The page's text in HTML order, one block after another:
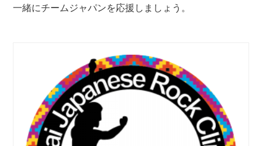
一緒にチームジャパンを応援しましょう。